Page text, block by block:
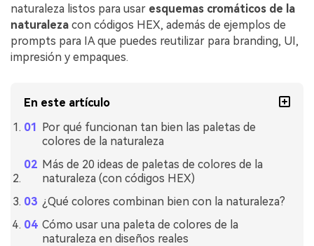
naturaleza listos para usar esquemas cromáticos de la
naturaleza con códigos HEX, además de ejemplos de
prompts para IA que puedes reutilizar para branding, UI,
impresión y empaques.
En este artículo
Por qué funcionan tan bien las paletas de
colores de la naturaleza
Más de 20 ideas de paletas de colores de la
naturaleza (con códigos HEX)
¿Qué colores combinan bien con la naturaleza?
Cómo usar una paleta de colores de la
naturaleza en diseños reales